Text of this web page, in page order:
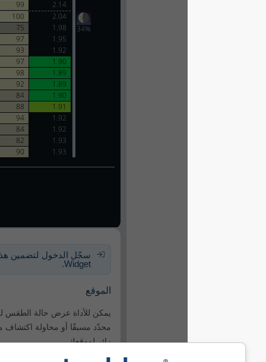
سجّل الدخول لتضمين هذا الـ
يمكن للأداة عرض حالة الطقس لموقع
محدّد مسبقًا أو محاولة اكتشاف موقع كل
زائر لموقعك.
استخدام الموقع الحالي